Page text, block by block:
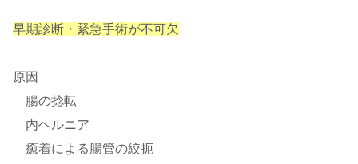
早期診断・緊急手術が不可欠
原因
腸の捻転
内ヘルニア
癒着による腸管の絞扼